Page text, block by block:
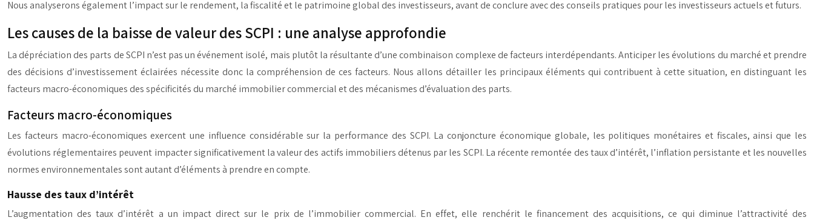
Nous analyserons également l’impact sur le rendement, la fiscalité et le patrimoine global des investisseurs, avant de conclure avec des conseils pratiques pour les investisseurs actuels et futurs.
Les causes de la baisse de valeur des SCPI : une analyse approfondie
La dépréciation des parts de SCPI n’est pas un événement isolé, mais plutôt la résultante d’une combinaison complexe de facteurs interdépendants. Anticiper les évolutions du marché et prendre
des décisions d’investissement éclairées nécessite donc la compréhension de ces facteurs. Nous allons détailler les principaux éléments qui contribuent à cette situation, en distinguant les
facteurs macro-économiques des spécificités du marché immobilier commercial et des mécanismes d’évaluation des parts.
Facteurs macro-économiques
Les facteurs macro-économiques exercent une influence considérable sur la performance des SCPI. La conjoncture économique globale, les politiques monétaires et fiscales, ainsi que les
évolutions réglementaires peuvent impacter significativement la valeur des actifs immobiliers détenus par les SCPI. La récente remontée des taux d’intérêt, l’inflation persistante et les nouvelles
normes environnementales sont autant d’éléments à prendre en compte.
Hausse des taux d’intérêt
L’augmentation des taux d’intérêt a un impact direct sur le prix de l’immobilier commercial. En effet, elle renchérit le financement des acquisitions, ce qui diminue l’attractivité des